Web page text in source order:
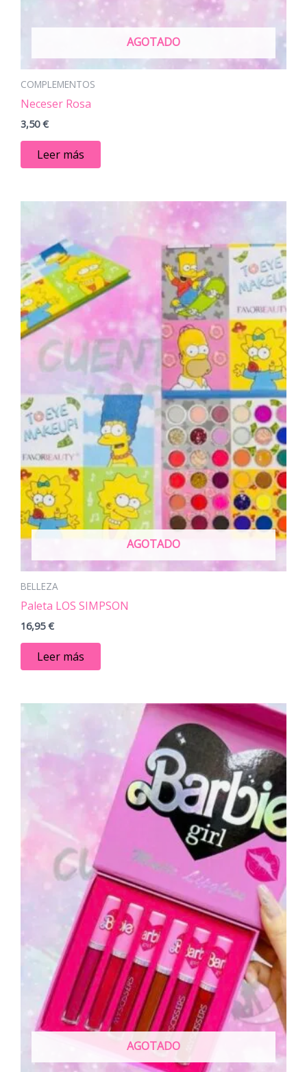
AGOTADO
COMPLEMENTOS
Neceser Rosa
3,50€
Leer más
AGOTADO
BELLEZA
Paleta LOS SIMPSON
16,95€
Leer más
AGOTADO